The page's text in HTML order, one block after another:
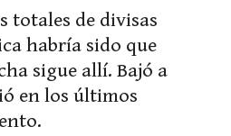
totales de divisas
habría sido que
sigue allí. Bajó a
en los últimos